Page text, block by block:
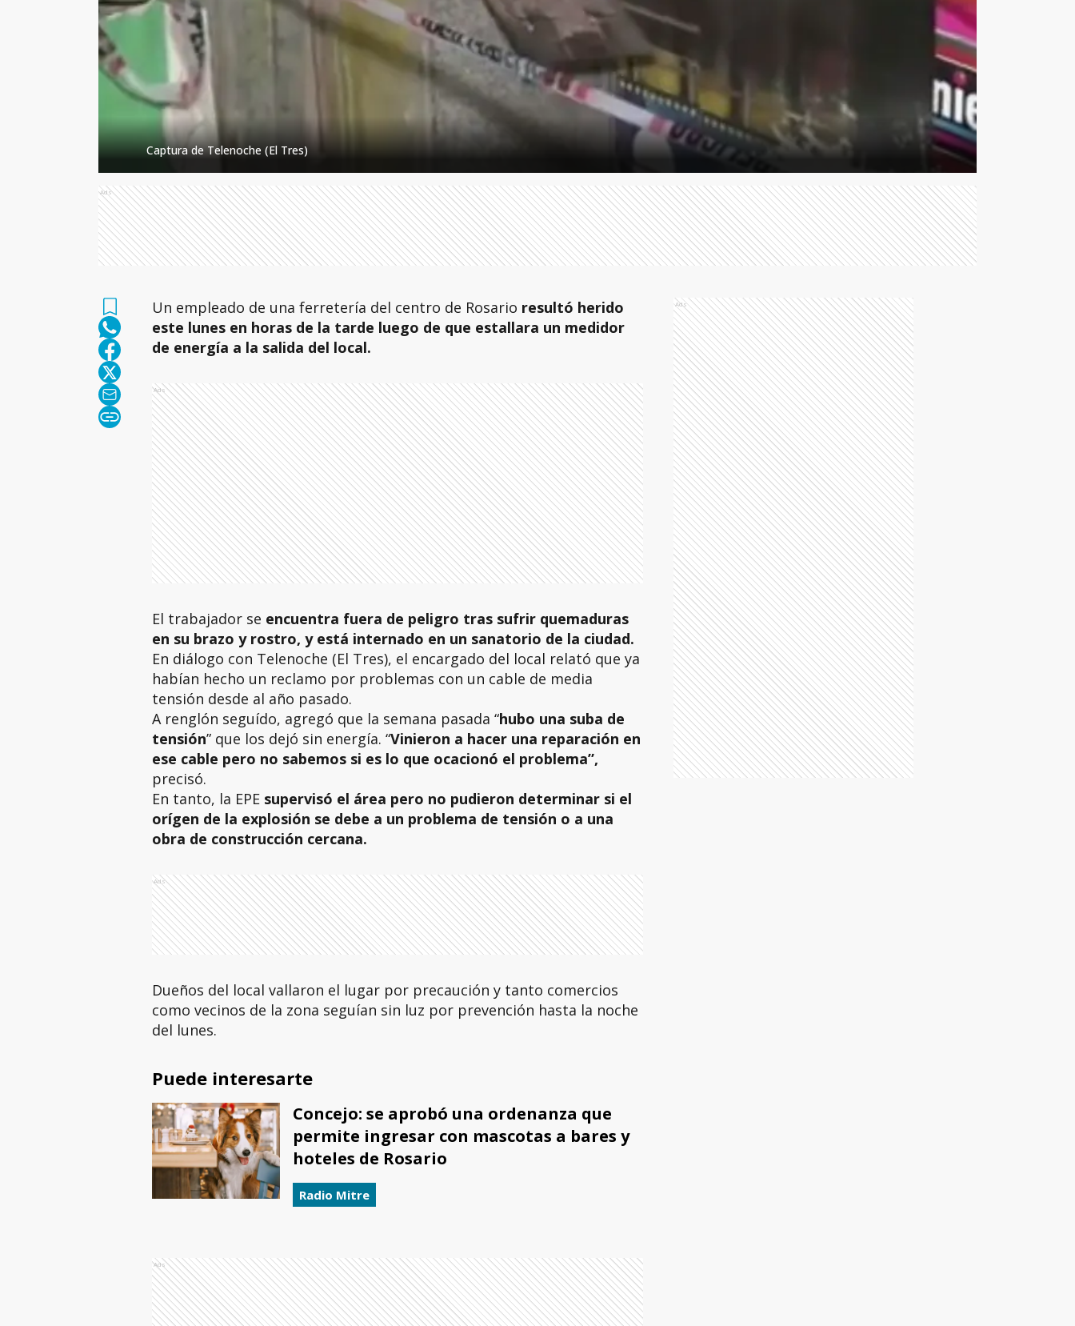
Captura de Telenoche (El Tres)
Ads
Un empleado de una ferretería del centro de Rosario resultó herido
este lunes en horas de la tarde luego de que estallara un medidor
de energía a la salida del local.
Ads
El trabajador se encuentra fuera de peligro tras sufrir quemaduras
en su brazo y rostro, y está internado en un sanatorio de la ciudad.
En diálogo con Telenoche (El Tres), el encargado del local relató que ya
habían hecho un reclamo por problemas con un cable de media
tensión desde al año pasado.
A renglón seguído, agregó que la semana pasada “hubo una suba de
tensión” que los dejó sin energía. “Vinieron a hacer una reparación en
ese cable pero no sabemos si es lo que ocacionó el problema”,
precisó.
En tanto, la EPE supervisó el área pero no pudieron determinar si el
orígen de la explosión se debe a un problema de tensión o a una
obra de construcción cercana.
Ads
Dueños del local vallaron el lugar por precaución y tanto comercios
como vecinos de la zona seguían sin luz por prevención hasta la noche
del lunes.
Puede interesarte
Concejo: se aprobó una ordenanza que
permite ingresar con mascotas a bares y
hoteles de Rosario
Radio Mitre
Ads
Ads